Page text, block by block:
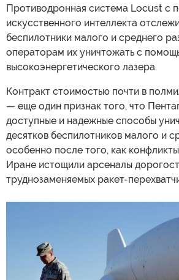
Противодронная система Locust с
искусственного интеллекта
беспилотники малого и среднего
операторам их уничтожать с
высокоэнергетического лазера.
Контракт стоимостью почти в
— еще один признак того, что
доступные и надежные способы
десятков беспилотников малого и
особенно после того, как
Иране истощили арсеналы
труднозаменяемых ракет-